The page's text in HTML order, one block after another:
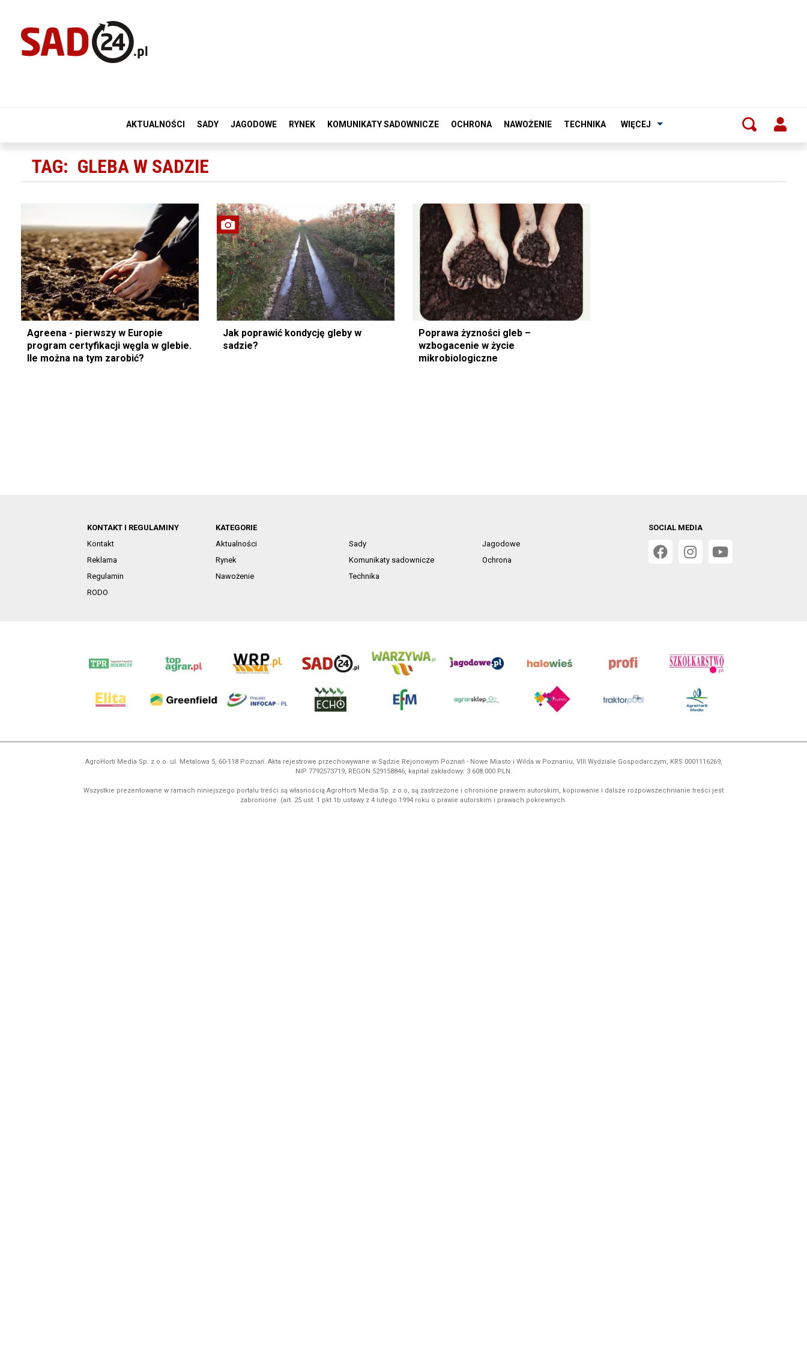
AKTUALNOŚCI SADY JAGODOWE RYNEK KOMUNIKATY SADOWNICZE OCHRONA NAWOŻENIE TECHNIKA WIĘCEJ
TAG: GLEBA W SADZIE
Agreena - pierwszy w Europie
program certyfikacji węgla w glebie.
Ile można na tym zarobić?
Jak poprawić kondycję gleby w
sadzie?
Poprawa żyzności gleb –
wzbogacenie w życie
mikrobiologiczne
KONTAKT I REGULAMINY
Kontakt
Reklama
Regulamin
RODO
KATEGORIE
Aktualności
Sady
Jagodowe
Rynek
Komunikaty sadownicze
Ochrona
Nawożenie
Technika
SOCIAL MEDIA
AgroHorti Media Sp. z o.o. ul. Metalowa 5, 60-118 Poznań. Akta rejestrowe przechowywane w Sądzie Rejonowym Poznań - Nowe Miasto i Wilda w Poznaniu, VIII Wydziale Gospodarczym, KRS 0001116269,
NIP 7792573719, REGON 529158846, kapitał zakładowy: 3.608.000 PLN.
Wszystkie prezentowane w ramach niniejszego portalu treści są własnością AgroHorti Media Sp. z o.o, są zastrzeżone i chronione prawem autorskim, kopiowanie i dalsze rozpowszechnianie treści jest
zabronione. (art. 25 ust. 1 pkt 1b ustawy z 4 lutego 1994 roku o prawie autorskim i prawach pokrewnych.